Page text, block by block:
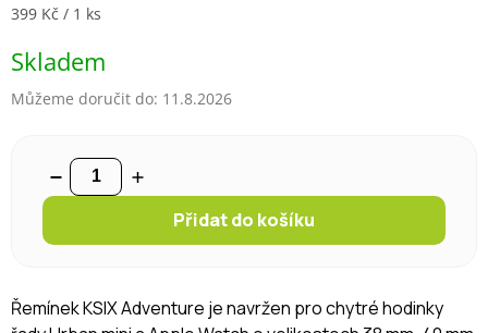
Měrná cena:
399 Kč / 1 ks
Skladem
Můžeme doručit do: 11.8.2026
Přidat do košíku
Řemínek KSIX Adventure je navržen pro chytré hodinky